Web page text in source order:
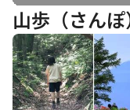
山歩（さんぽ